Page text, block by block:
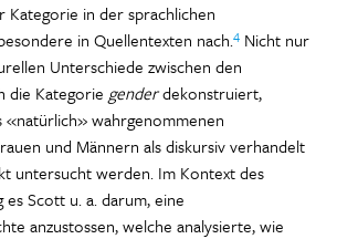
Kategorie in der sprachlichen
in Quellentexten nach.4 Nicht nur
Unterschiede zwischen den
die Kategorie genderdekonstruiert,
«natürlich» wahrgenommenen
und Männern als diskursiv verhandelt
untersucht werden. Im Kontext des
es Scott u. a. darum, eine
anzustossen, welche analysierte, wie